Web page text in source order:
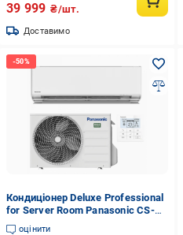
39 999 ₴/шт.
Доставимо
Кондиціонер Deluxe Professional
for Server Room Panasonic CS-
Z42YKEA/CU-Z42YKEA
оцінити